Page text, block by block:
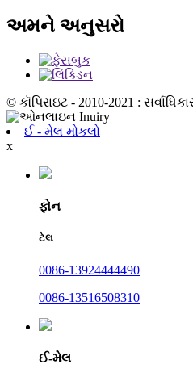
અમને અનુસરો
© કૉપિરાઇટ - 2010-2021 :
ઈ - મેલ મોકલો
x
ફોન
ટેલ
0086-13924444490
0086-13516508310
ઈ-મેલ